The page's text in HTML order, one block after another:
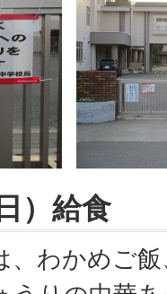
）給食
、わかめご